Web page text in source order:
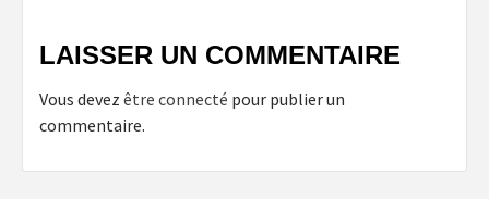
LAISSER UN COMMENTAIRE
Vous devez être connecté pour publier un
commentaire.